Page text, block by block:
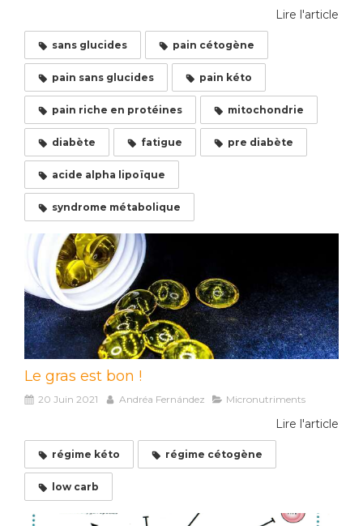
Lire l'article
sans glucides pain cétogène
pain sans glucides pain kéto
pain riche en protéines mitochondrie
diabète fatigue pre diabète
acide alpha lipoïque
syndrome métabolique
Le gras est bon !
20 Juin 2021 Andréa Fernández Micronutriments
Lire l'article
régime kéto régime cétogène
low carb